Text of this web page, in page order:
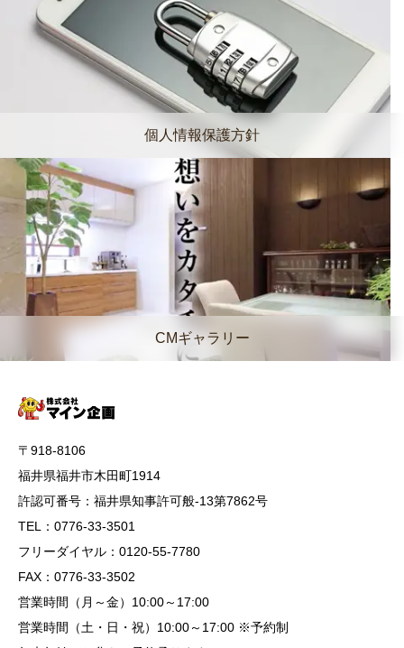
個人情報保護方針
CMギャラリー
〒918-8106
福井県福井市木田町1914
許認可番号：福井県知事許可般-13第7862号
TEL：0776-33-3501
フリーダイヤル：0120-55-7780
FAX：0776-33-3502
営業時間（月～金）10:00～17:00
営業時間（土・日・祝）10:00～17:00 ※予約制